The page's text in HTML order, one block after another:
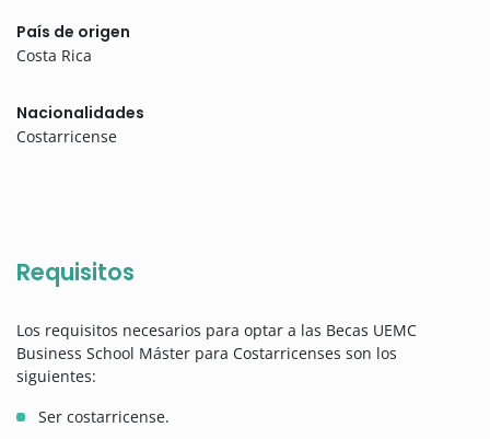
País de origen
Costa Rica
Nacionalidades
Costarricense
Requisitos
Los requisitos necesarios para optar a las Becas UEMC
Business School Máster para Costarricenses son los
siguientes:
Ser costarricense.